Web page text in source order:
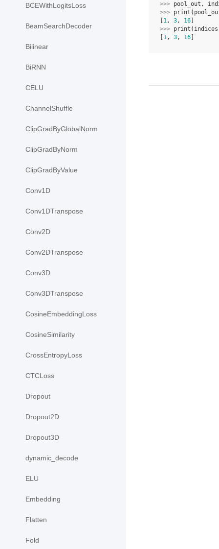
BCEWithLogitsLoss
BeamSearchDecoder
Bilinear
BiRNN
CELU
ChannelShuffle
ClipGradByGlobalNorm
ClipGradByNorm
ClipGradByValue
Conv1D
Conv1DTranspose
Conv2D
Conv2DTranspose
Conv3D
Conv3DTranspose
CosineEmbeddingLoss
CosineSimilarity
CrossEntropyLoss
CTCLoss
Dropout
Dropout2D
Dropout3D
dynamic_decode
ELU
Embedding
Flatten
Fold
>>> pool_out ,
>>> print (
1, 3, 16
>>> print ( indices
1, 3, 16